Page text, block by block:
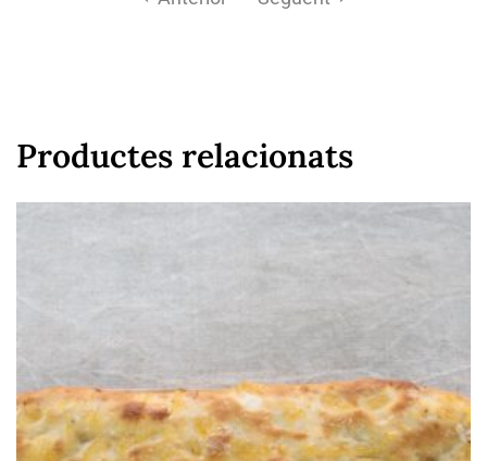
Productes relacionats